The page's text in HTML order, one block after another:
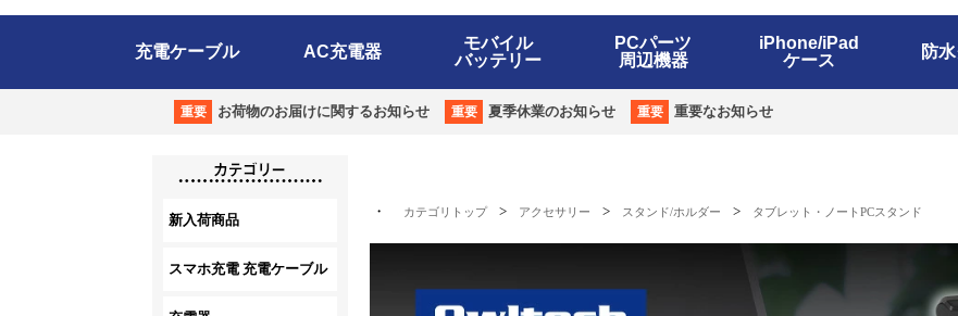
カテゴリトップ > アクセサリー > スタンド/ホルダー > タブレット・ノートPCスタンド